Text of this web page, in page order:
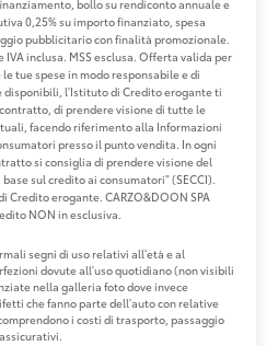
bollo su rendiconto annuale e
0,25% su importo finanziato, spesa
pubblicitario con finalità promozionale.
inclusa. MSS esclusa. Offerta valida per
tue spese in modo responsabile e di
l'Istituto di Credito erogante ti
di prendere visione di tutte le
facendo riferimento alla Informazioni
presso il punto vendita. In ogni
si consiglia di prendere visione del
sul credito ai consumatori" (SECCI).
Credito erogante. CARZO&DOON SPA
NON in esclusiva.
segni di uso relativi all'età e al
dovute all'uso quotidiano (non visibili
nella galleria foto dove invece
che fanno parte dell'auto con relative
i costi di trasporto, passaggio